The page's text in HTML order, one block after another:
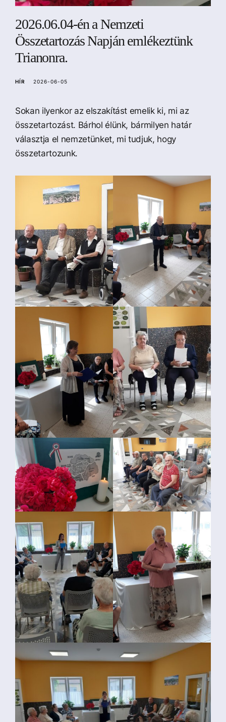
a
2026.06.04-én a Nemzeti
Összetartozás Napján emlékeztünk
Trianonra.
HÍR 2026-06-05
Sokan ilyenkor az elszakítást emelik ki, mi az
összetartozást. Bárhol élünk, bármilyen határ
választja el nemzetünket, mi tudjuk, hogy
összetartozunk.